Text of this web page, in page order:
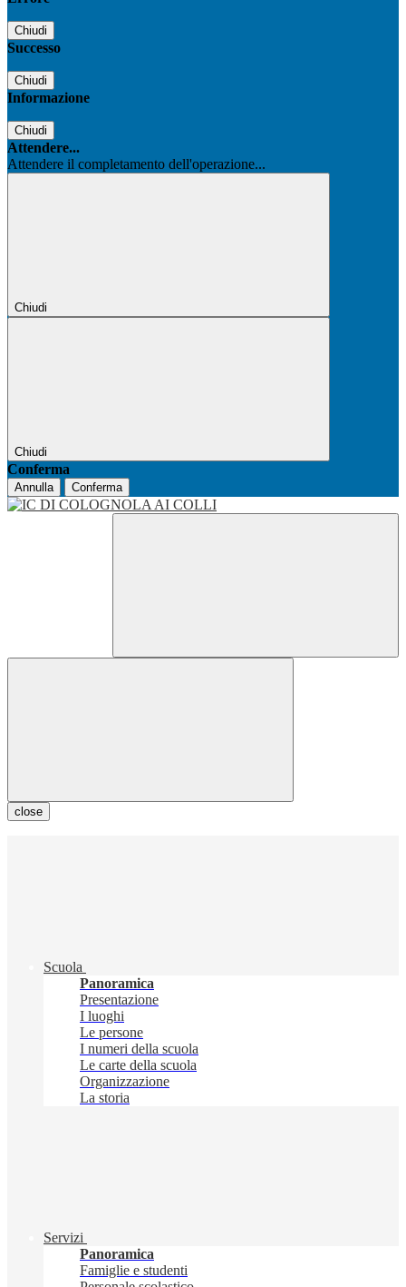
Chiudi
Successo
Chiudi
Informazione
Chiudi
Attendere...
Attendere il completamento dell'operazione...
Chiudi
Chiudi
Conferma
Annulla Conferma
close
Scuola
Panoramica
Presentazione
I luoghi
Le persone
I numeri della scuola
Le carte della scuola
Organizzazione
La storia
Servizi
Panoramica
Famiglie e studenti